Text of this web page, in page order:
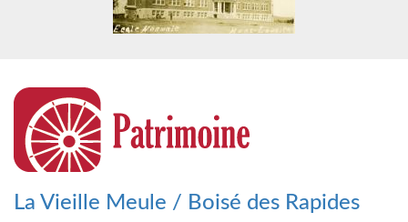
La Vieille Meule / Boisé des Rapides